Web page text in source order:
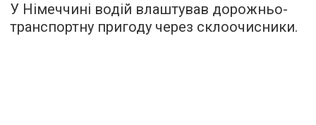
У Німеччині водій влаштував дорожньо-
транспортну пригоду через склоочисники.